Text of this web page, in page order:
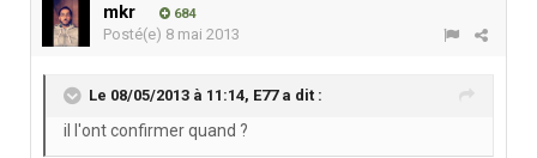
mkr 684
Posté(e) 8 mai 2013
Le 08/05/2013 à 11:14, E77 a dit :
il l'ont confirmer quand ?